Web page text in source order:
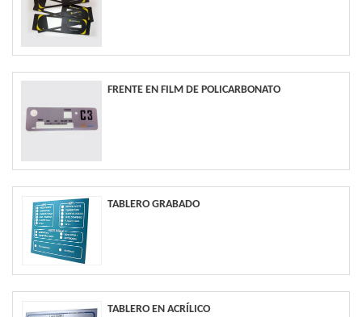
FRENTE EN FILM DE POLICARBONATO
TABLERO GRABADO
TABLERO EN ACRÍLICO